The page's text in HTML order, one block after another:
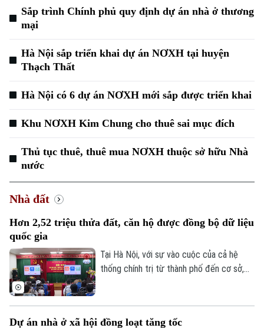
Chuyên mục
Sắp trình Chính phủ quy định dự án nhà ở thương
mại
Hà Nội sắp triển khai dự án NƠXH tại huyện
Thạch Thất
Hà Nội có 6 dự án NƠXH mới sắp được triển khai
Khu NƠXH Kim Chung cho thuê sai mục đích
Thủ tục thuê, thuê mua NƠXH thuộc sở hữu Nhà
nước
Nhà đất
Hơn 2,52 triệu thửa đất, căn hộ được đồng bộ dữ liệu
quốc gia
Tại Hà Nội, với sự vào cuộc của cả hệ
thống chính trị từ thành phố đến cơ sở,
đồng bộ trên toàn địa bàn.
Dự án nhà ở xã hội đồng loạt tăng tốc